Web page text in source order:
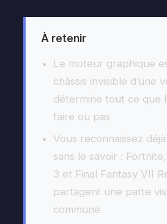
À retenir
Le moteur graphique
châssis invisible d’une
détermine tout ce que
faire ou pas
Vous reconnaissez
sans le savoir :
3 et Final Fantasy VII
partagent une patte
commune